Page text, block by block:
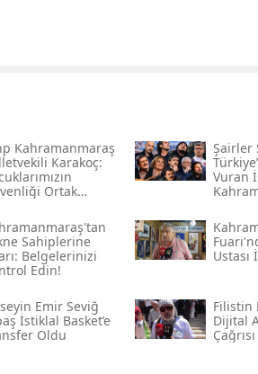
Kahramanmaraş
Karakoç:
Ortak
Şairler
Vuran
Sahiplerine
Belgelerinizi
Edin!
Ustası
Emir Seviğ
İstiklal Basket’e
Oldu
Filistin
Dijital
Çağrısı